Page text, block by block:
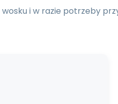
i w razie potrzeby